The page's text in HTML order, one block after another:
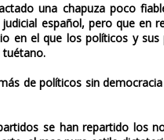
una chapuza poco
español, pero que en
en el que los políticos y
tuétano.
de políticos sin
se han repartido los